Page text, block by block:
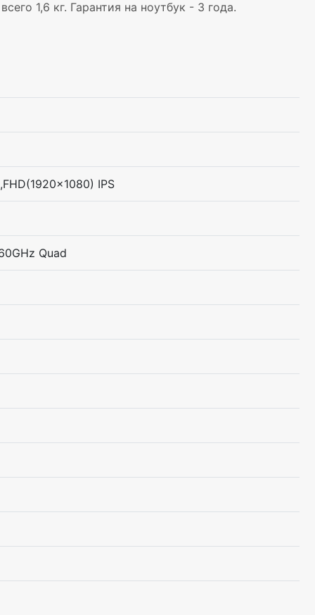
1,6 кг. Гарантия на ноутбук - 3 года.
IPS
Quad